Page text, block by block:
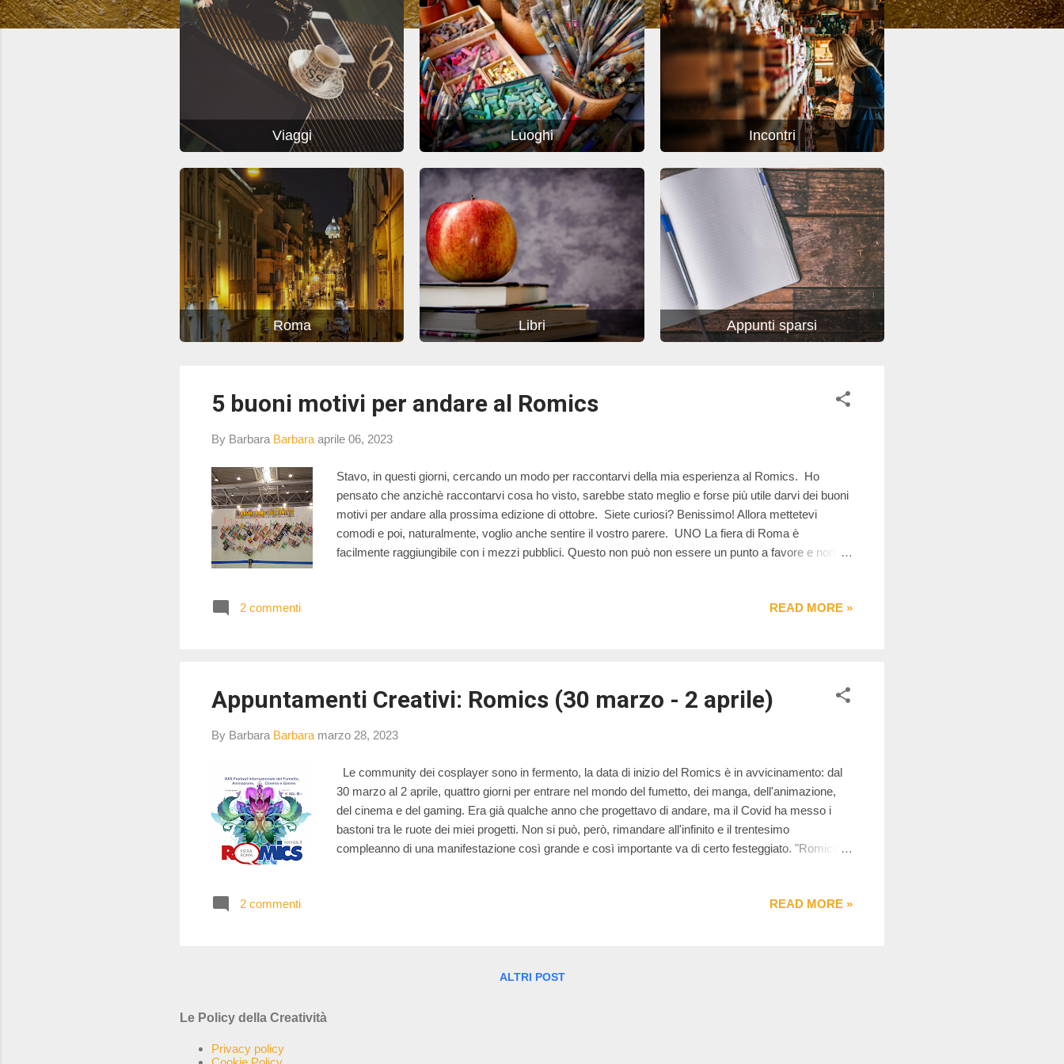
Viaggi Luoghi Incontri
Roma Libri Appunti sparsi
5 buoni motivi per andare al Romics
By Barbara Barbara aprile 06, 2023
Stavo, in questi giorni, cercando un modo per raccontarvi della mia esperienza al Romics. Ho
pensato che anzichè raccontarvi cosa ho visto, sarebbe stato meglio e forse più utile darvi dei buoni
motivi per andare alla prossima edizione di ottobre. Siete curiosi? Benissimo! Allora mettetevi
comodi e poi, naturalmente, voglio anche sentire il vostro parere. UNO La fiera di Roma è
facilmente raggiungibile con i mezzi pubblici. Questo non può non essere un punto a favore e non
arrivare DUE Se si è appassionati di cospay, fumetti, manga e videogiochi Romics è il posto giusto
2 commenti READ MORE »
Appuntamenti Creativi: Romics (30 marzo - 2 aprile)
By Barbara Barbara marzo 28, 2023
Le community dei cosplayer sono in fermento, la data di inizio del Romics è in avvicinamento: dal
30 marzo al 2 aprile, quattro giorni per entrare nel mondo del fumetto, dei manga, dell'animazione,
del cinema e del gaming. Era già qualche anno che progettavo di andare, ma il Covid ha messo i
bastoni tra le ruote dei miei progetti. Non si può, però, rimandare all'infinito e il trentesimo
compleanno di una manifestazione così grande e così importante va di certo festeggiato. "Romics
internazionale e gli straordinari mondi della creatività, dal cinema al games fino alla musica: quattro
2 commenti READ MORE »
ALTRI POST
Le Policy della Creatività
Privacy policy